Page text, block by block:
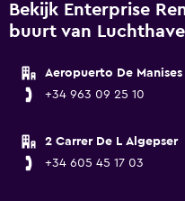
Bekijk Enterprise
buurt van
Aeropuerto De Manises
+34 963 09 25 10
2 Carrer De L Algepser
+34 605 45 17 03